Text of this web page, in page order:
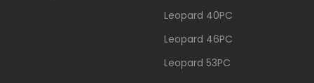
Leopard 40PC
Leopard 46PC
Leopard 53PC